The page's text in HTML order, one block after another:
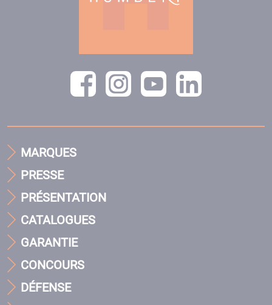
MARQUES
PRESSE
PRÉSENTATION
CATALOGUES
GARANTIE
CONCOURS
DÉFENSE